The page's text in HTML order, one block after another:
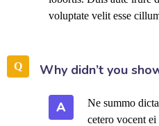
voluptate velit esse
Why didn’t you
A
Ne summo
cetero vocent